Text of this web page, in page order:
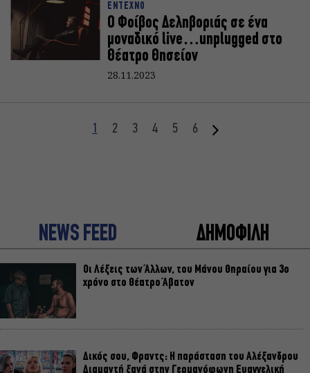
ΕΝΤΕΧΝΟ
Ο Φοίβος Δεληβοριάς σε ένα
μοναδικό live…unplugged στο
Θέατρο Θησείον
28.11.2023
1 2 3 4 5 6
NEWS FEED ΔΗΜΟΦΙΛΗ
Οι Λέξεις των Άλλων, του Μάνου Θηραίου για 3ο
χρόνο στο Θέατρο Άβατον
Δικός σου, Φραντς: Η παράσταση του Αλέξανδρου
Διαμαντή ξανά στην Γερμανόφωνη Ευαγγελική